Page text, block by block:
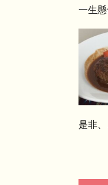
一生
是非